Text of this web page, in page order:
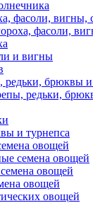
фасоли, вигны,
фасоли,
и вигны
редьки, брюквы и
редьки,
и турнепса
овощей
семена овощей
овощей
овощей
овощей